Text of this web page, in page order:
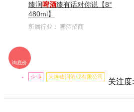
臻润啤酒臻有话对你说【8°
480ml】
所属行业： 啤酒招商
询底价
企业 大连臻润酒业有限公司
关注度: